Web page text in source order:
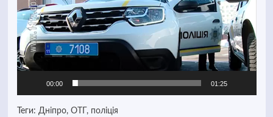
00:00 01:25
Теги: Дніпро, ОТГ , поліція